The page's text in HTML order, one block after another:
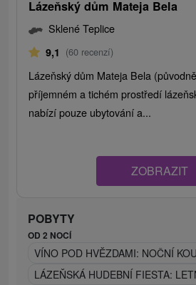
Lázeňský dům Mateja Bela
Sklené Teplice
9,1 (60 recenzí)
Lázeňský dům Mateja Bela
příjemném a tichém prostředí
nabízí pouze ubytování a...
ZOBRAZIT
POBYTY
OD 2 NOCÍ
VÍNO POD HVĚZDAMI: NOČNÍ
LÁZEŇSKÁ HUDEBNÍ FIESTA: